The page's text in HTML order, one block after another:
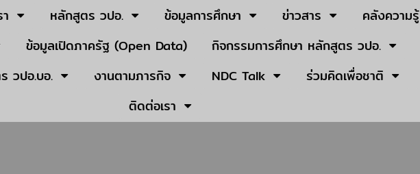
หลักสูตร วปอ. ข้อมูลการศึกษา ข่าวสาร
คลังความรู้
ข้อมูลเปิดภาครัฐ (Open Data)
กิจกรรมการศึกษา หลักสูตร วปอ.
วปอ.บอ.
งานตามภารกิจ NDC Talk ร่วมคิดเพื่อชาติ
ติดต่อเรา